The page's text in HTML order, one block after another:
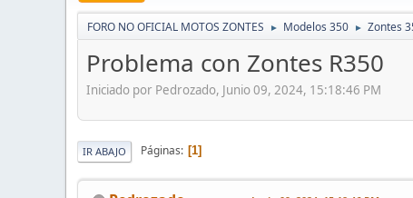
FORO NO OFICIAL MOTOS ZONTES ► Modelos 350 ► Zontes
Problema con Zontes R350
Iniciado por Pedrozado, Junio 09, 2024, 15:18:46 PM
IR ABAJO Páginas 1